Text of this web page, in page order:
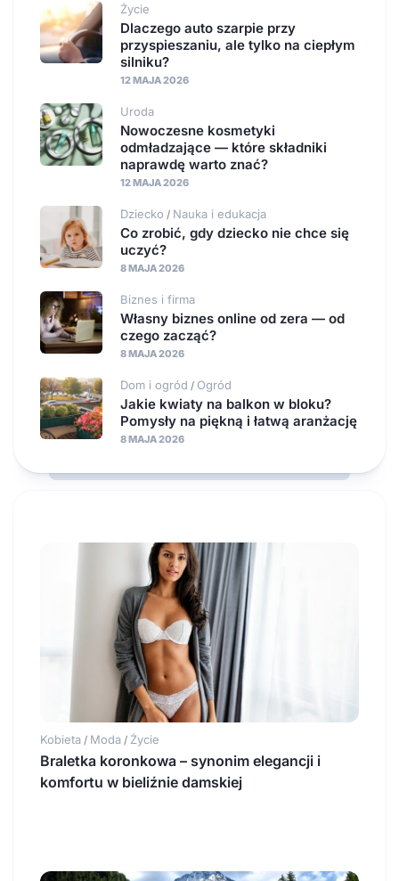
Życie
Dlaczego auto szarpie przy
przyspieszaniu, ale tylko na ciepłym
silniku?
12 MAJA 2026
Uroda
Nowoczesne kosmetyki
odmładzające — które składniki
naprawdę warto znać?
12 MAJA 2026
Dziecko / Nauka i edukacja
Co zrobić, gdy dziecko nie chce się
uczyć?
8 MAJA 2026
Biznes i firma
Własny biznes online od zera — od
czego zacząć?
8 MAJA 2026
Dom i ogród / Ogród
Jakie kwiaty na balkon w bloku?
Pomysły na piękną i łatwą aranżację
8 MAJA 2026
Kobieta / Moda / Życie
Braletka koronkowa – synonim elegancji i
komfortu w bieliźnie damskiej